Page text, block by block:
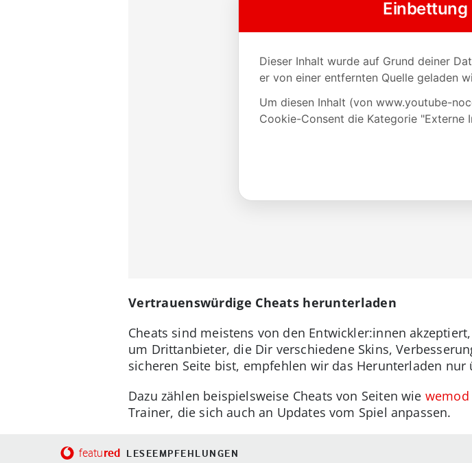
Vertrauenswürdige Cheats herunterladen
Cheats sind meistens von den Entwickler:innen
um Drittanbieter, die Dir verschiedene Skins,
sicheren Seite bist, empfehlen wir das Herunterladen
Dazu zählen beispielsweise Cheats von Seiten wie wemod
Trainer, die sich auch an Updates vom Spiel anpassen.
featured LESEEMPFEHLUNGEN